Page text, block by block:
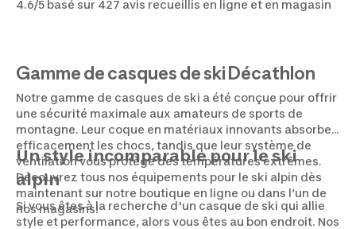
4.6/5 basé sur 427 avis recueillis en ligne et en magasin
Gamme de casques de ski Décathlon
Notre gamme de casques de ski a été conçue pour offrir
une sécurité maximale aux amateurs de sports de
montagne. Leur coque en matériaux innovants absorbe
efficacement les chocs, tandis que leur système de
ventilation vous protège des températures extrêmes.
Découvrez tous nos équipements pour le ski alpin dès
maintenant sur notre boutique en ligne ou dans l’un de
nos magasins!
Un style incomparable pour le ski
alpin
Si vous êtes à la recherche d'un casque de ski qui allie
style et performance, alors vous êtes au bon endroit. Nos